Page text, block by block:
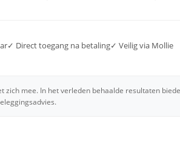
✓ Direct toegang na betaling✓ Veilig via Mollie
zich mee. In het verleden behaalde resultaten